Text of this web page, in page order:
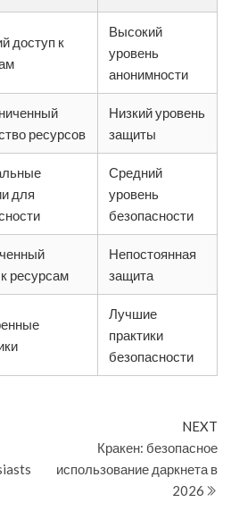
доступ к
Высокий
уровень
анонимности
ресурсов
Низкий уровень
защиты
для
Средний
уровень
безопасности
ресурсам
Непостоянная
защита
Лучшие
практики
безопасности
NEXT
Кракен: безопасное
использование даркнета в
2026